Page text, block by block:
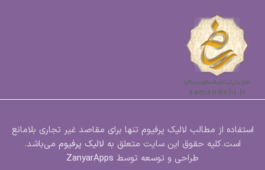
استفاده از مطالب لالیک پرفیوم تنها برای مقاصد غیر تجاری بلامانع
است.کلیه حقوق این سایت متعلق به لالیک پرفیوم می‌باشد.
طراحی و توسعه توسط ZanyarApps